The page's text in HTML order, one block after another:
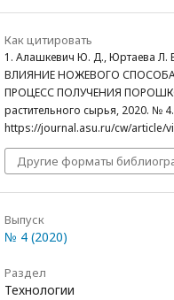
Как цитировать
1. Алашкевич Ю. Д., Юртаева Л.
ВЛИЯНИЕ НОЖЕВОГО
ПРОЦЕСС ПОЛУЧЕНИЯ
растительного сырья, 2020. №
https://journal.asu.ru/cw/article/
Другие форматы
Выпуск
№ 4 (2020)
Раздел
Технологии